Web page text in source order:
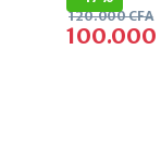
100.000
120.000CFA